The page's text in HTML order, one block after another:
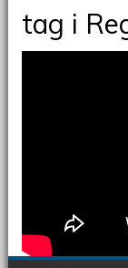
tag i